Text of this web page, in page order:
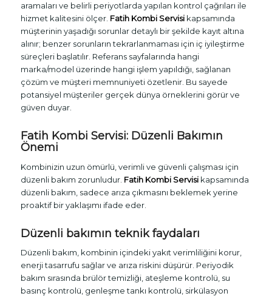
aramaları ve belirli periyotlarda yapılan kontrol çağrıları ile
hizmet kalitesini ölçer. Fatih Kombi Servisikapsamında
müşterinin yaşadığı sorunlar detaylı bir şekilde kayıt altına
alınır; benzer sorunların tekrarlanmaması için iç iyileştirme
süreçleri başlatılır. Referans sayfalarında hangi
marka/model üzerinde hangi işlem yapıldığı, sağlanan
çözüm ve müşteri memnuniyeti özetlenir. Bu sayede
potansiyel müşteriler gerçek dünya örneklerini görür ve
güven duyar.
Fatih Kombi Servisi: Düzenli Bakımın
Önemi
Kombinizin uzun ömürlü, verimli ve güvenli çalışması için
düzenli bakım zorunludur. Fatih Kombi Servisikapsamında
düzenli bakım, sadece arıza çıkmasını beklemek yerine
proaktif bir yaklaşımı ifade eder.
Düzenli bakımın teknik faydaları
Düzenli bakım, kombinin içindeki yakıt verimliliğini korur,
enerji tasarrufu sağlar ve arıza riskini düşürür. Periyodik
bakım sırasında brülör temizliği, ateşleme kontrolü, su
basınç kontrolü, genleşme tankı kontrolü, sirkülasyon